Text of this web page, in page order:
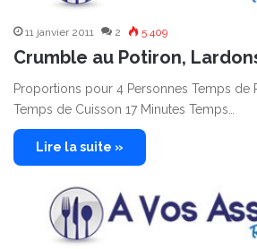
11 janvier 2011 2 5 409
Crumble au Potiron,
Proportions pour 4 Personnes Temps de
Temps de Cuisson 17 Minutes Temps…
Lire la suite »